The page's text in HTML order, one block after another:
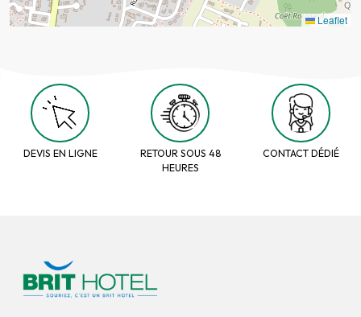
Leaflet
DEVIS EN LIGNE
RETOUR SOUS 48
HEURES
CONTACT DÉDIÉ